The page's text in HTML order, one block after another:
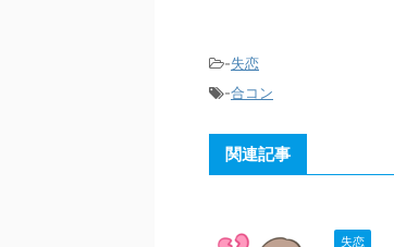
-失恋
-合コン
関連記事
失恋